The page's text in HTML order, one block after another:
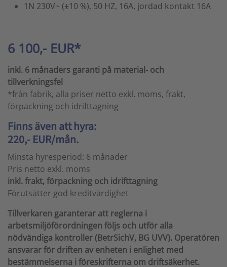
1N 230V~ (±10 %), 50 HZ, 16A, jordad kontakt 16A
6 100,- EUR*
inkl. 6 månaders garanti på material- och
tillverkningsfel
*från fabrik, alla priser netto exkl. moms, frakt,
förpackning och idrifttagning
Finns även att hyra:
220,- EUR/mån.
Minsta hyresperiod: 6 månader
Pris netto exkl. moms
inkl. frakt, förpackning och idrifttagning
Förutsätter god kreditvärdighet
Tillverkaren garanterar att reglerna i
arbetsmiljöförordningen följs och utför alla
nödvändiga kontroller (BetrSichV, BG UVV). Operatören
ansvarar för driften av enheten i enlighet med
bestämmelserna i föreskrifterna om driftsäkerhet.